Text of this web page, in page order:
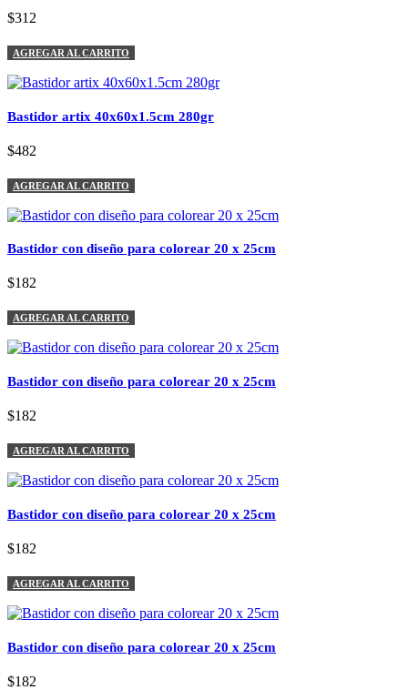
$312
AGREGAR AL CARRITO
Bastidor artix 40x60x1.5cm 280gr
$482
AGREGAR AL CARRITO
Bastidor con diseño para colorear 20 x 25cm
$182
AGREGAR AL CARRITO
Bastidor con diseño para colorear 20 x 25cm
$182
AGREGAR AL CARRITO
Bastidor con diseño para colorear 20 x 25cm
$182
AGREGAR AL CARRITO
Bastidor con diseño para colorear 20 x 25cm
$182